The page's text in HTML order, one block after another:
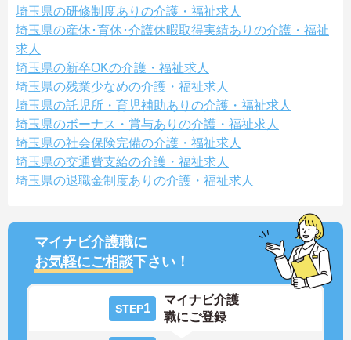
埼玉県の研修制度ありの介護・福祉求人
埼玉県の産休･育休･介護休暇取得実績ありの介護・福祉
求人
埼玉県の新卒OKの介護・福祉求人
埼玉県の残業少なめの介護・福祉求人
埼玉県の託児所・育児補助ありの介護・福祉求人
埼玉県のボーナス・賞与ありの介護・福祉求人
埼玉県の社会保険完備の介護・福祉求人
埼玉県の交通費支給の介護・福祉求人
埼玉県の退職金制度ありの介護・福祉求人
マイナビ介護職に
お気軽にご相談下さい！
STEP1
マイナビ介護
職にご登録